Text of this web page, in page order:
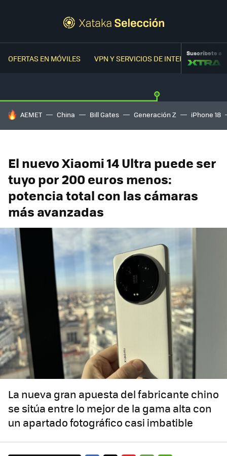
OFERTAS EN MÓVILES VPN Y SERVICIOS DE INTERNETSuscríbete a
HOY SE HABLA DE
AEMET China Bill Gates Generación Z iPhone 18
El nuevo Xiaomi 14 Ultra puede ser
tuyo por 200 euros menos:
potencia total con las cámaras
más avanzadas
La nueva gran apuesta del fabricante chino
se sitúa entre lo mejor de la gama alta con
un apartado fotográfico casi imbatible